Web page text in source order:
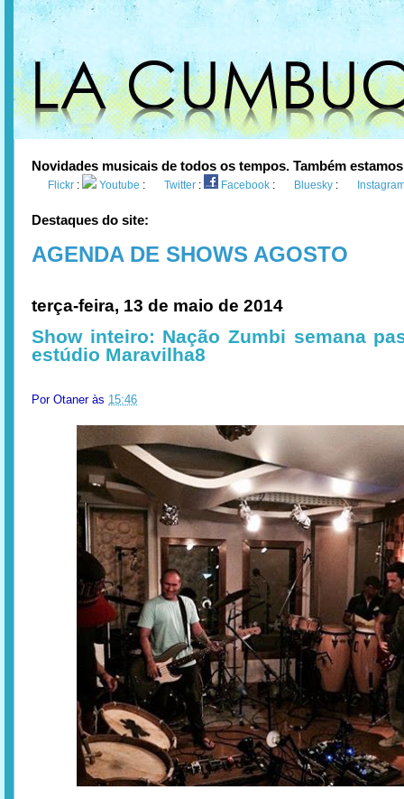
Novidades musicais de todos os tempos. Também
Flickr : Youtube : Twitter : Facebook : Bluesky :
Destaques do site:
AGENDA DE SHOWS AGOSTO
terça-feira, 13 de maio de 2014
Show inteiro: Nação Zumbi semana
estúdio Maravilha8
Por Otaner às 15:46